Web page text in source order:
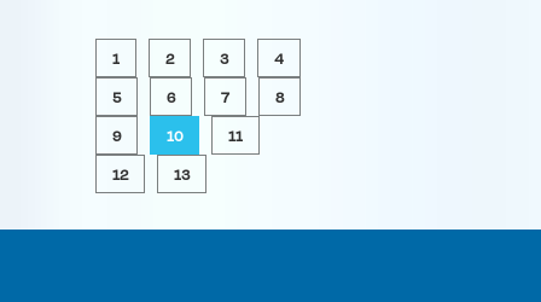
1 2 3
4
5
6 7
8
9
10
11
12
13